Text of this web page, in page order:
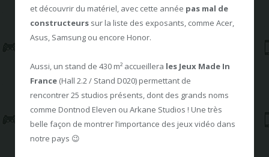
et découvrir du matériel, avec cette année pas mal de
constructeurs sur la liste des exposants, comme Acer,
Asus, Samsung ou encore Honor.
Aussi, un stand de 430 m² accueillera les Jeux Made In
France (Hall 2.2 / Stand D020) permettant de
rencontrer 25 studios présents, dont des grands noms
comme Dontnod Eleven ou Arkane Studios ! Une très
belle façon de montrer l’importance des jeux vidéo dans
notre pays 😉